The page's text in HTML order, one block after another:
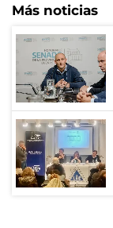
Más noticias